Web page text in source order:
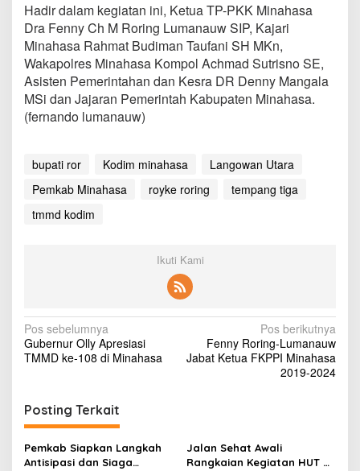
Hadir dalam kegiatan ini, Ketua TP-PKK Minahasa
Dra Fenny Ch M Roring Lumanauw SIP, Kajari
Minahasa Rahmat Budiman Taufani SH MKn,
Wakapolres Minahasa Kompol Achmad Sutrisno SE,
Asisten Pemerintahan dan Kesra DR Denny Mangala
MSi dan Jajaran Pemerintah Kabupaten Minahasa.
(fernando lumanauw)
bupati ror Kodim minahasa
Langowan Utara
Pemkab Minahasa
royke roring
tempang tiga
tmmd kodim
Ikuti Kami
N
a
i
g
a
Pos sebelumnya
Gubernur Olly Apresiasi
TMMD ke-108 di Minahasa
Pos berikutnya
Fenny Roring-Lumanauw
Jabat Ketua FKPPI Minahasa
2019-2024
Posting Terkait
Pemkab Siapkan Langkah
Antisipasi dan Siaga
Jalan Sehat Awali
Rangkaian Kegiatan HUT RI